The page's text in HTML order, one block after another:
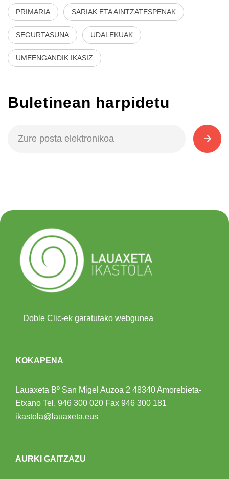
PRIMARIA SARIAK ETA AINTZATESPENAK
SEGURTASUNA UDALEKUAK
UMEENGANDIK IKASIZ
Buletinean harpidetu
Doble Clic-ek garatutako webgunea
KOKAPENA
Lauaxeta Bº San Migel Auzoa 2 48340 Amorebieta-
Etxano Tel. 946 300 020 Fax 946 300 181
ikastola@lauaxeta.eus
AURKI GAITZAZU